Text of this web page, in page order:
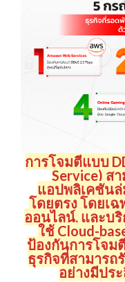
การโจมตีแบบ
Service) ส
แอปพลิเคชันล่
โดยตรง โดยเฉ
ออนไลน์, และบ
ใช้ Cloud-
ป้องกันการโจม
ธุรกิจที่สามารถ
อย่างมีปร